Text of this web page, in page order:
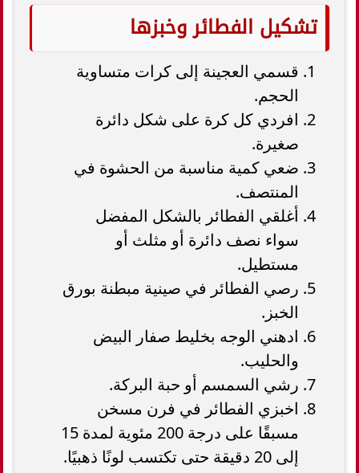
تشكيل الفطائر وخبزها
قسمي العجينة إلى كرات متساوية
الحجم.
افردي كل كرة على شكل دائرة
صغيرة.
ضعي كمية مناسبة من الحشوة في
المنتصف.
أغلقي الفطائر بالشكل المفضل
سواء نصف دائرة أو مثلث أو
مستطيل.
رصي الفطائر في صينية مبطنة بورق
الخبز.
ادهني الوجه بخليط صفار البيض
والحليب.
رشي السمسم أو حبة البركة.
اخبزي الفطائر في فرن مسخن
مسبقًا على درجة 200 مئوية لمدة 15
إلى 20 دقيقة حتى تكتسب لونًا ذهبيًا.